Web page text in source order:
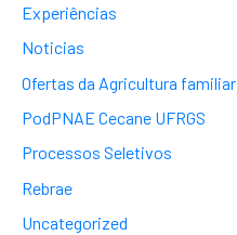
Experiências
Noticias
Ofertas da Agricultura familiar
PodPNAE Cecane UFRGS
Processos Seletivos
Rebrae
Uncategorized